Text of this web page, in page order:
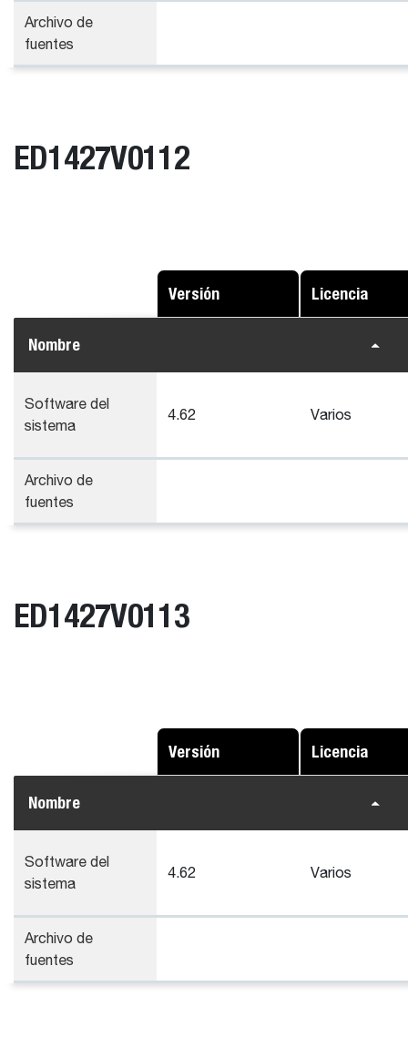
Archivo de
fuentes
ED1427V0112
Versión Licencia
Nombre
Software del
sistema
4.62 Varios
Archivo de
fuentes
ED1427V0113
Versión Licencia
Nombre
Software del
sistema
4.62 Varios
Archivo de
fuentes